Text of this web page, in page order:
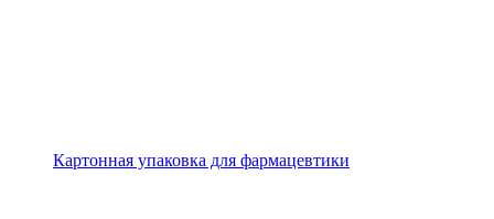
Картонная упаковка для фармацевтики